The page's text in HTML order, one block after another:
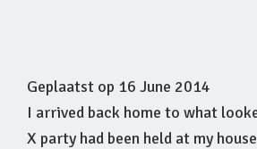
Geplaatst op 16 June 2014
I arrived back home to what
X party had been held at my